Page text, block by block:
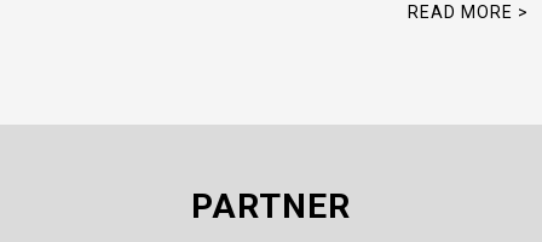
READ MORE >
PARTNER